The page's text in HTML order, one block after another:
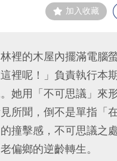
加入收藏
林裡的木屋內擺滿電腦
裡呢！」負責執行本
她用「不可思議」來
所聞，倒不是單指「
撞擊感，不可思議之
偏鄉的逆齡轉生。